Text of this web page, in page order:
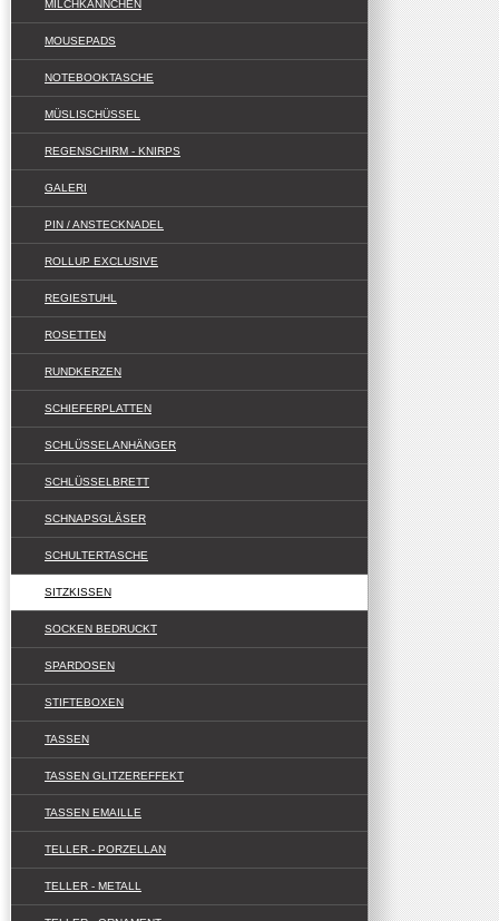
MILCHKÄNNCHEN
MOUSEPADS
NOTEBOOKTASCHE
MÜSLISCHÜSSEL
REGENSCHIRM - KNIRPS
GALERI
PIN / ANSTECKNADEL
ROLLUP EXCLUSIVE
REGIESTUHL
ROSETTEN
RUNDKERZEN
SCHIEFERPLATTEN
SCHLÜSSELANHÄNGER
SCHLÜSSELBRETT
SCHNAPSGLÄSER
SCHULTERTASCHE
SITZKISSEN
SOCKEN BEDRUCKT
SPARDOSEN
STIFTEBOXEN
TASSEN
TASSEN GLITZEREFFEKT
TASSEN EMAILLE
TELLER - PORZELLAN
TELLER - METALL